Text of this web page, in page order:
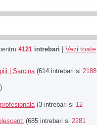
4121 intrebari
Vezi toate
| Sarcina(614 intrebari si 2188
(3 intrebari si 12
(685 intrebari si 2281